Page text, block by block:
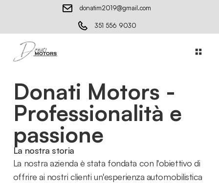
donatim2019@gmail.com
351 556 9030
Donati Motors -
Professionalità e
passione
La nostra storia
La nostra azienda è stata fondata con l'obiettivo di
offrire ai nostri clienti un'esperienza automobilistica